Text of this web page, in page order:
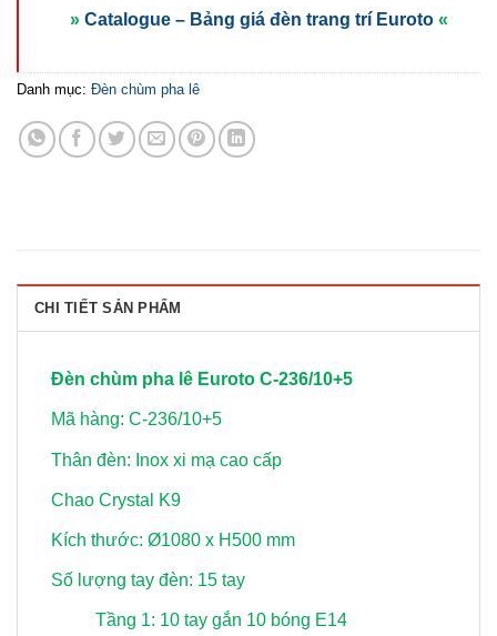
» Catalogue – Bảng giá đèn trang trí Euroto «
Danh mục: Đèn chùm pha lê
CHI TIẾT SẢN PHẨM
Đèn chùm pha lê Euroto C-236/10+5
Mã hàng: C-236/10+5
Thân đèn: Inox xi mạ cao cấp
Chao Crystal K9
Kích thước: Ø1080 x H500 mm
Số lượng tay đèn: 15 tay
Tầng 1: 10 tay gắn 10 bóng E14